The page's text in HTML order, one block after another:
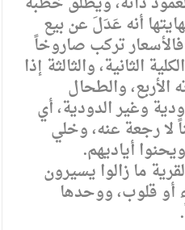
أنه عَدَلَ عن بيع
فالأسعار تركب صاروخاً
الثانية، والثالثة إذا
والطحال
وغير الدودية، أي
لا رجعة عنه، وخلي
أياديهم.
ما زالوا يسيرون
أو قلوب، ووحدها